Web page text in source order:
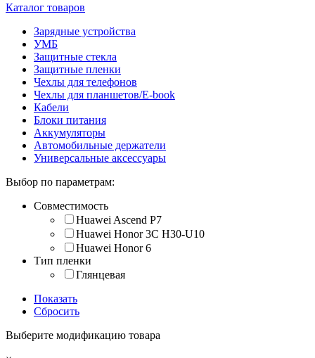
Каталог товаров
Зарядные устройства
УМБ
Защитные стекла
Защитные пленки
Чехлы для телефонов
Чехлы для планшетов/E-book
Кабели
Блоки питания
Аккумуляторы
Автомобильные держатели
Универсальные аксессуары
Выбор по параметрам:
Совместимость
Huawei Ascend P7
Huawei Honor 3C H30-U10
Huawei Honor 6
Тип пленки
Глянцевая
Показать
Сбросить
Выберите модификацию товара